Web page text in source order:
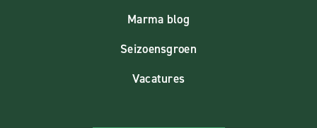
Marma blog
Seizoensgroen
Vacatures